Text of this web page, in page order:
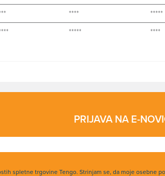
**** *****
***** ****
PRIJAVA NA E-
spletne trgovine Tengo. Strinjam se, da moje osebne